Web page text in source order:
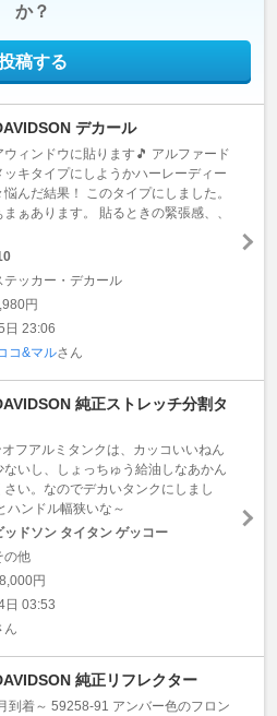
か？
稿する
デカール
ウィンドウに貼ります🎵 アルファード
ッキタイプにしようかハーレーディー
んだ結果！ このタイプにしました。
ぁあります。 貼るときの緊張感、、
テッカー・デカール
円
日 23:06
コ&マルさん
純正ストレッチ分割タ
フアルミタンクは、カッコいいねん
ないし、しょっちゅう給油しなあかん
さい。なのでデカいタンクにしまし
ハンドル幅狭いな～
ッドソン タイタン ゲッコー
の他
円
日 03:53
ん
純正リフレクター
到着～ 59258-91 アンバー色のフロン